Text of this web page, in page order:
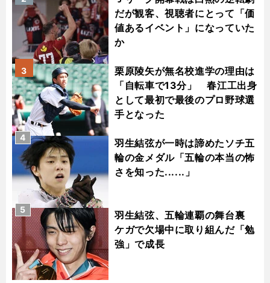
だが観客、視聴者にとって「価
値あるイベント」になっていた
か
栗原陵矢が無名校進学の理由は
「自転車で13分」 春江工出身
として最初で最後のプロ野球選
手となった
3
羽生結弦が一時は諦めたソチ五
輪の金メダル「五輪の本当の怖
さを知った......」
4
羽生結弦、五輪連覇の舞台裏
ケガで欠場中に取り組んだ「勉
強」で成長
5